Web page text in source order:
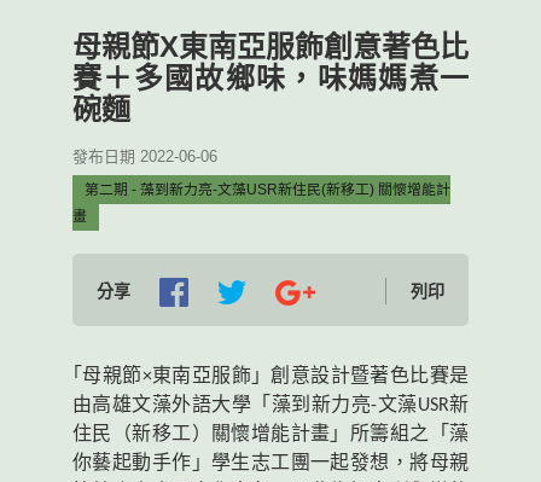
母親節X東南亞服飾創意著色比
賽＋多國故鄉味，味媽媽煮一
碗麵
發布日期 2022-06-06
第二期 - 藻到新力亮-文藻USR新住民(新移工) 關懷增能計
畫
分享 列印
｢母親節×東南亞服飾」創意設計暨著色比賽是
由高雄文藻外語大學「藻到新力亮-文藻USR新
住民（新移工）關懷增能計畫」所籌組之「藻
你藝起動手作」學生志工團一起發想，將母親